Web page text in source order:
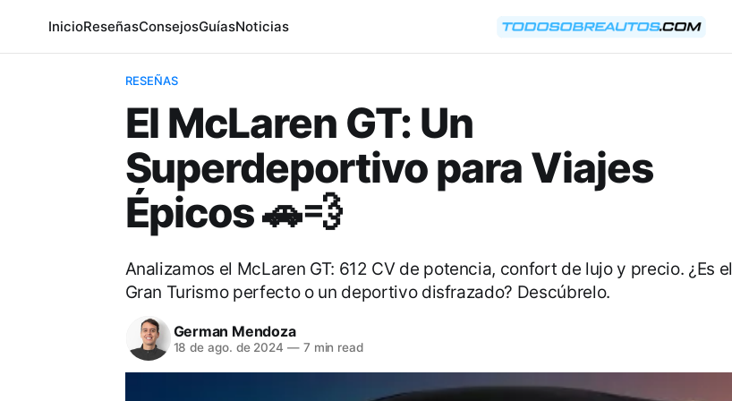
InicioReseñasConsejosGuíasNoticias
RESEÑAS
El McLaren GT: Un
Superdeportivo para Viajes
Épicos 🚗💨
Analizamos el McLaren GT: 612 CV de potencia, confort de lujo y precio. ¿Es el
Gran Turismo perfecto o un deportivo disfrazado? Descúbrelo.
German Mendoza
18 de ago. de 2024 —7 min read